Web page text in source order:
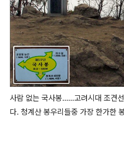
사람 없는 국사봉......고려시대 조견
다. 청계산 봉우리들중 가장 한가한